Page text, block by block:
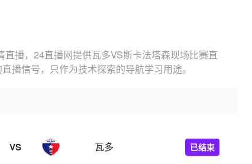
播，24直播网提供瓦多VS斯卡法塔森现场比赛直
播信号，只作为技术探索的导航学习用途。
VS 瓦多 已结束